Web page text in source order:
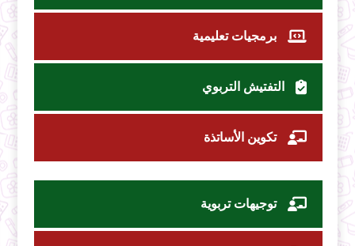
برمجيات تعليمية
التفتيش التربوي
تكوين الأساتذة
توجيهات تربوية